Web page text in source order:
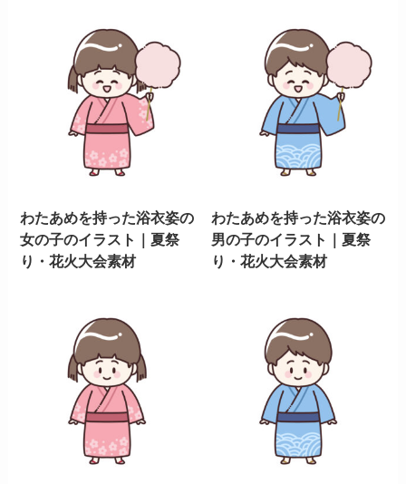
わたあめを持った浴衣姿の
女の子のイラスト｜夏祭
り・花火大会素材
わたあめを持った浴衣姿の
男の子のイラスト｜夏祭
り・花火大会素材